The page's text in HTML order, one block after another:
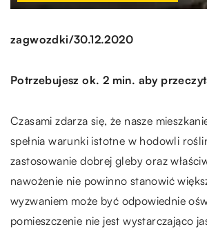
zagwozdki/30.12.2020
Potrzebujesz ok. 2 min. aby
Czasami zdarza się, że nasze
spełnia warunki istotne w hodowli
zastosowanie dobrej gleby oraz
nawożenie nie powinno stanowić
wyzwaniem może być odpowiednie
pomieszczenie nie jest wystarczająco